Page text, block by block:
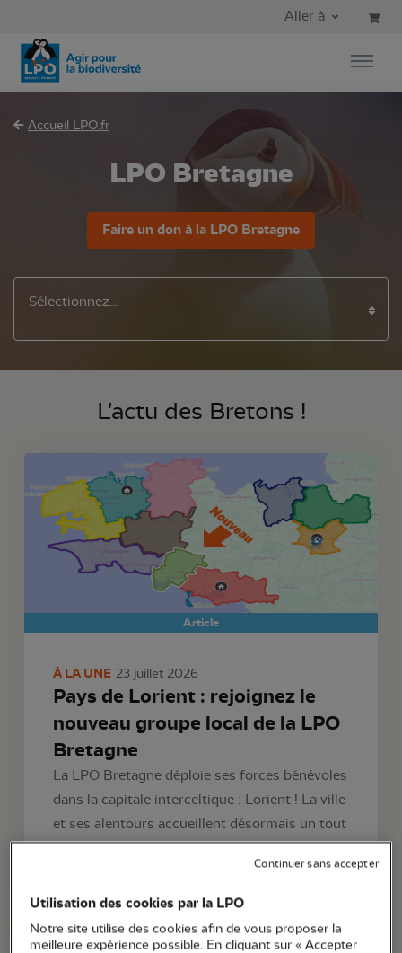
Aller au menu principal
Aller à
Accueil LPO.fr
LPO Bretagne
Faire un don à la LPO Bretagne
L'actu des Bretons !
Article
À LA UNE 23 juillet 2026
Pays de Lorient : rejoignez le
nouveau groupe local de la LPO
Bretagne
La LPO Bretagne déploie ses forces bénévoles
dans la capitale interceltique : Lorient ! La ville
et ses alentours accueillent désormais un tout
nouveau group...
Utilisation des cookies par la LPO
Notre site utilise des cookies afin de vous proposer la
meilleure expérience possible. En cliquant sur « Accepter
Continuer sans accepter